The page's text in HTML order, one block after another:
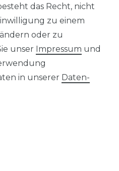
mit
das Recht, nicht
zu einem
oder zu
unser Impressum und
in unserer Daten­